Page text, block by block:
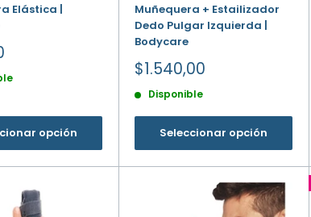
Elástica |
opción
Muñequera + Estailizador
Dedo Pulgar Izquierda |
Bodycare
Precio
de
venta
$1.540,00
Disponible
Seleccionar opción